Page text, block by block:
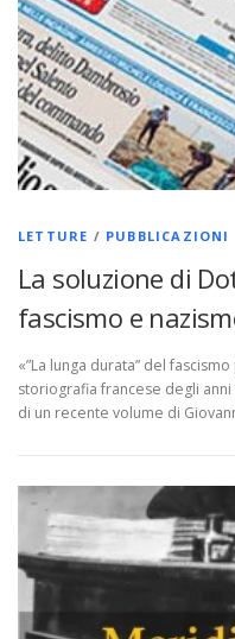
LETTURE / PUBBLICAZIONI
La soluzione di
fascismo e
«”La lunga durata” del
storiografia francese degli
di un recente volume di